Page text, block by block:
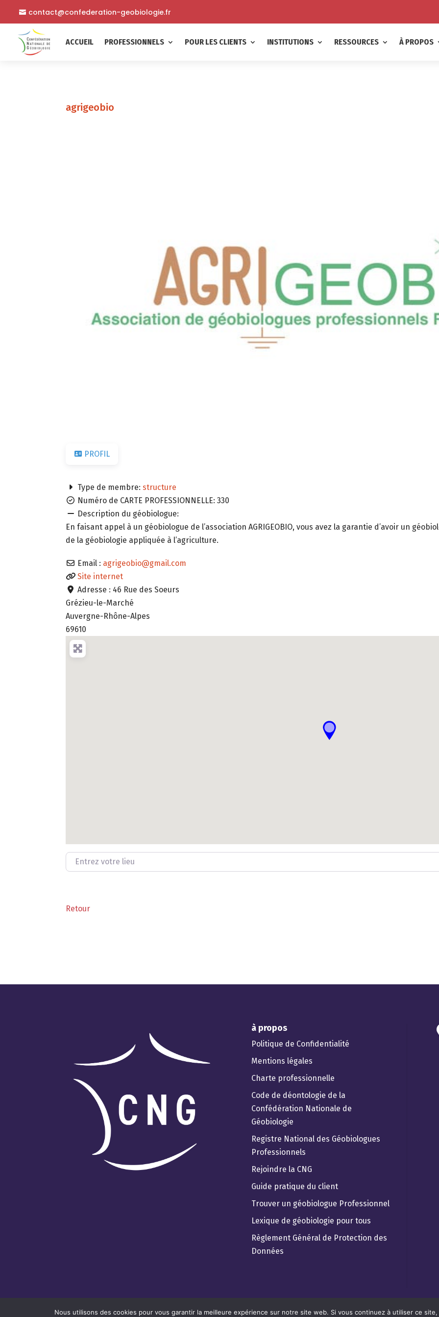
contact@confederation-geobiologie.fr
ACCUEIL PROFESSIONNELS POUR LES CLIENTS INSTITUTIONS RESSOURCES À PROPOS
agrigeobio
PROFIL
Type de membre:structure
Numéro de CARTE PROFESSIONNELLE:330
Description du géobiologue:
En faisant appel à un géobiologue de l’association AGRIGEOBIO, vous avez la garantie d’avoir un
de la géobiologie appliquée à l’agriculture.
Email : agrigeobio@gmail.com
Site internet
Adresse : 46 Rue des Soeurs
Grézieu-le-Marché
Auvergne-Rhône-Alpes
69610
Entrez votre lieu
Retour
à propos
Politique de Confidentialité
Mentions légales
Charte professionnelle
Code de déontologie de la
Confédération Nationale de
Géobiologie
Registre National des Géobiologues
Professionnels
Rejoindre la CNG
Guide pratique du client
Trouver un géobiologue Professionnel
Lexique de géobiologie pour tous
Règlement Général de Protection des
Données
Nous utilisons des cookies pour vous garantir la meilleure expérience sur notre site web. Si vous continuez à utiliser ce